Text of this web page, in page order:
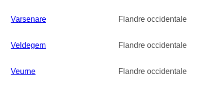
Varsenare Flandre occidentale
Veldegem Flandre occidentale
Veurne Flandre occidentale